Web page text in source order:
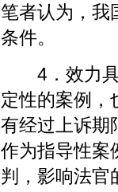
笔者认为，我
条件。
4．效力具
定性的案例，
有经过上诉期
作为指导性案
判，影响法官